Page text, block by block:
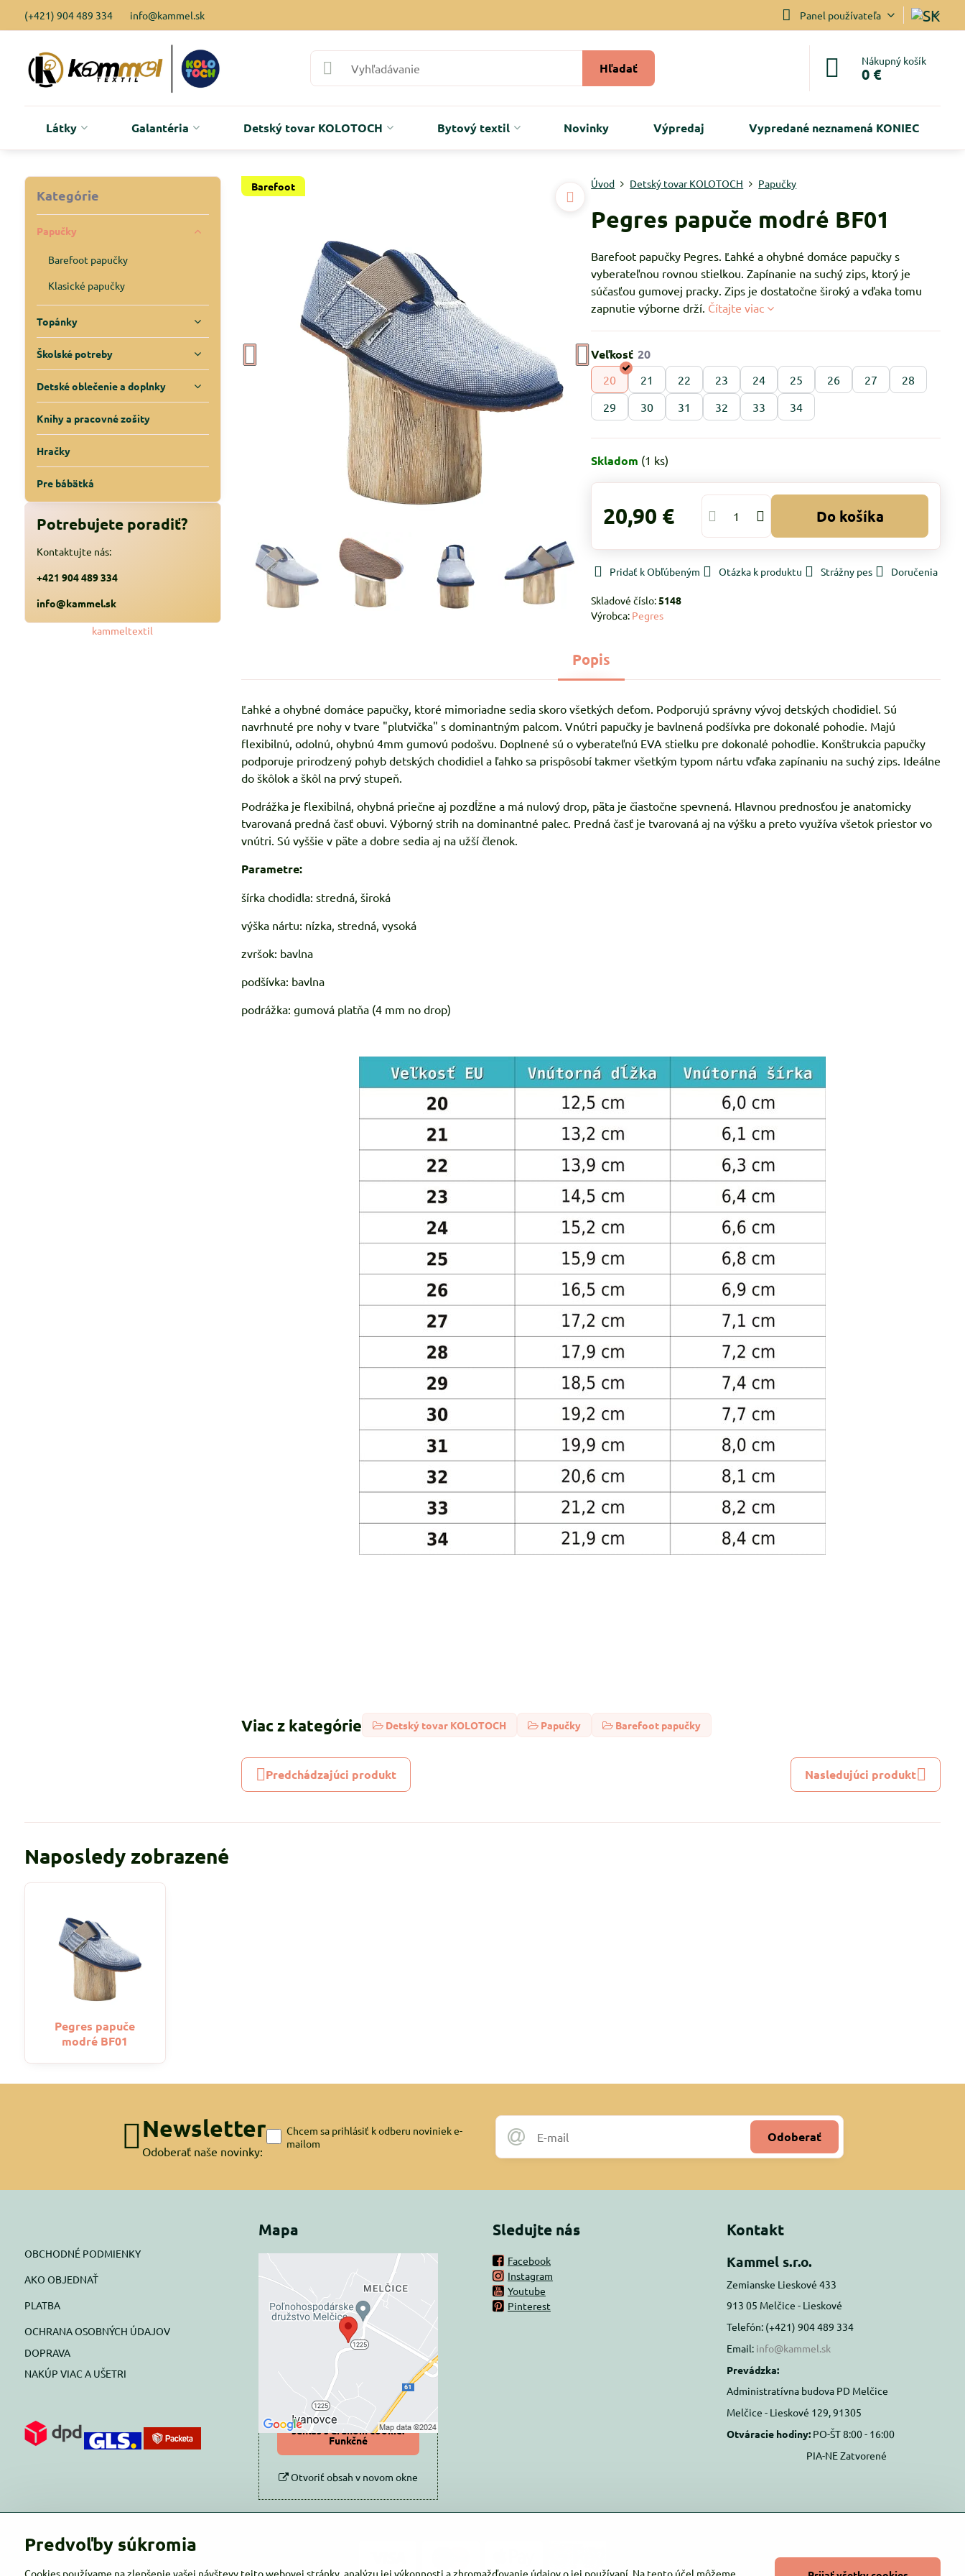
(+421) 904 489 334 info@kammel.sk Panel používateľa
Hľadať Nákupný košík
0 €
Látky Galantéria Detský tovar KOLOTOCH Bytový textil Novinky Výpredaj Vypredané neznamená KONIEC
Barefoot Úvod Detský tovar KOLOTOCH Papučky
Pegres papuče modré BF01
Barefoot papučky Pegres. Ľahké a ohybné domáce papučky s
vyberateľnou rovnou stielkou. Zapínanie na suchý zips, ktorý je
súčasťou gumovej pracky. Zips je dostatočne široký a vďaka tomu
zapnutie výborne drží. Čítajte viac
Veľkosť
20 21 22 23 24 25 26 27
28
29
30 31 32 33 34
Skladom (1 ks)
20,90 € Do košíka
Pridať k Obľúbeným Otázka k produktu Strážny pes Doručenia
Skladové číslo:5148
Výrobca: Pegres
Popis
Ľahké a ohybné domáce papučky, ktoré mimoriadne sedia skoro všetkých deťom. Podporujú správny vývoj detských chodidiel. Sú
navrhnuté pre nohy v tvare "plutvička" s dominantným palcom. Vnútri papučky je bavlnená podšívka pre dokonalé pohodie. Majú
flexibilnú, odolnú, ohybnú 4mm gumovú podošvu. Doplnené sú o vyberateľnú EVA stielku pre dokonalé pohodlie. Konštrukcia papučky
podporuje prirodzený pohyb detských chodidiel a ľahko sa prispôsobí takmer všetkým typom nártu vďaka zapínaniu na suchý zips. Ideálne
do škôlok a škôl na prvý stupeň.
Podrážka je flexibilná, ohybná priečne aj pozdĺžne a má nulový drop, päta je čiastočne spevnená. Hlavnou prednosťou je anatomicky
tvarovaná predná časť obuvi. Výborný strih na dominantné palec. Predná časť je tvarovaná aj na výšku a preto využíva všetok priestor vo
vnútri. Sú vyššie v päte a dobre sedia aj na užší členok.
Parametre:
šírka chodidla: stredná, široká
výška nártu: nízka, stredná, vysoká
zvršok: bavlna
podšívka: bavlna
podrážka: gumová platňa (4 mm no drop)
Viac z kategórie Detský tovar KOLOTOCH Papučky Barefoot papučky
Predchádzajúci produkt Nasledujúci produkt
Kategórie
Papučky
Barefoot papučky
Klasické papučky
Topánky
Školské potreby
Detské oblečenie a doplnky
Knihy a pracovné zošity
Hračky
Pre bábätká
Potrebujete poradiť?
Kontaktujte nás:
+421 904 489 334
info@kammel.sk
kammeltextil
Naposledy zobrazené
Pegres papuče
modré BF01
Newsletter
Odoberať naše novinky:
Odoberať
Chcem sa prihlásiť k odberu noviniek e-
mailom
OBCHODNÉ PODMIENKY
AKO OBJEDNAŤ
PLATBA
OCHRANA OSOBNÝCH ÚDAJOV
DOPRAVA
NAKÚP VIAC A UŠETRI
Mapa
Externý obsah je
blokovaný Voľbami
súkromia
Prajete si načítať externý obsah?
Povoliť tentokrát
Povoliť a zapamätať -
súhlas s druhom cookie:
Funkčné
Otvoriť obsah v novom okne
Sledujte nás
Facebook
Instagram
Youtube
Pinterest
Kontakt
Kammel s.r.o.
Zemianske Lieskové 433
913 05 Melčice - Lieskové
Telefón: (+421) 904 489 334
Email: info@kammel.sk
Prevádzka:
Administratívna budova PD Melčice
Melčice - Lieskové 129, 91305
Otváracie hodiny: PO-ŠT 8:00 - 16:00
PIA-NE Zatvorené
Predvoľby súkromia
Cookies používame na zlepšenie vašej návštevy tejto webovej stránky, analýzu jej výkonnosti a zhromažďovanie údajov o jej používaní. Na tento účel môžeme